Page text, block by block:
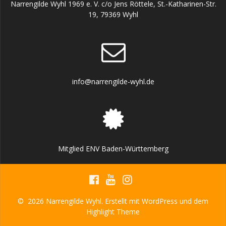
Narrengilde Wyhl 1969 e. V. c/o Jens Röttele, St.-Katharinen-Str.
19, 79369 Wyhl
info@narrengilde-wyhl.de
Mitglied ENV Baden-Württemberg
© 2026 Narrengilde Wyhl. Erstellt mit WordPress und dem
Highlight Theme